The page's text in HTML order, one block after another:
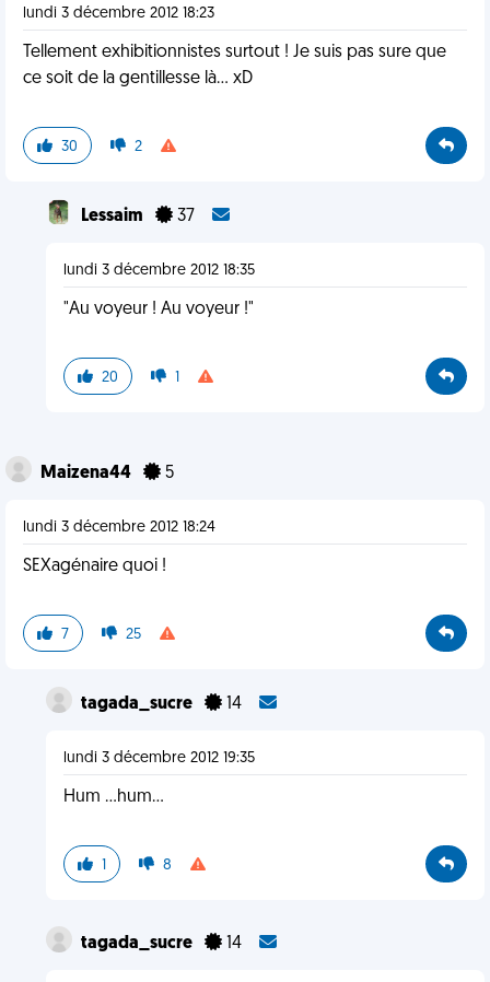
lundi 3 décembre 2012 18:23
Tellement exhibitionnistes surtout ! Je suis pas sure que
ce soit de la gentillesse là... xD
30 2
Lessaim 37
lundi 3 décembre 2012 18:35
"Au voyeur ! Au voyeur !"
20 1
Maizena44 5
lundi 3 décembre 2012 18:24
SEXagénaire quoi !
7 25
tagada_sucre 14
lundi 3 décembre 2012 19:35
Hum ...hum...
1 8
tagada_sucre 14